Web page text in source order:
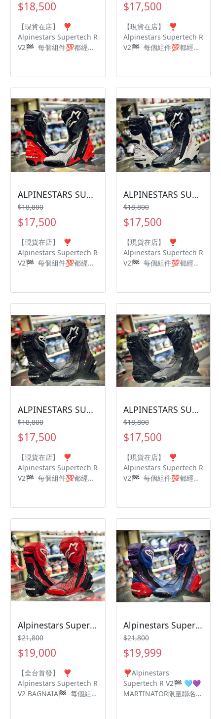
$18,500
【現貨在店】 ❣️
Alpinestars Supertech R
V2🏁 每個組件💯都經過
款🔥 超細纖維設計提高
靈活性🌟減輕重量🌟 重
新設計✅加厚加大脛骨
✅新的內靴 🗣將保護及
性能提升🔝到最高境界🆘
$17,500
【現貨在店】 ❣️
Alpinestars Supertech R
V2🏁 每個組件💯都經過
款🔥 超細纖維設計提高
靈活性🌟減輕重量🌟 重
新設計✅加厚加大脛骨
✅新的內靴 🗣將保護及
性能提升🔝到最高境界🆘
ALPINESTARS SUPERTECH R V2
$18,800
$17,500
【現貨在店】 ❣️
Alpinestars Supertech R
V2🏁 每個組件💯都經過
款🔥 超細纖維設計提高
靈活性🌟減輕重量🌟 重
新設計✅加厚加大脛骨
✅新的內靴 🗣將保護及
性能提升🔝到最高境界🆘
ALPINESTARS SUPERTECH R V2
$18,800
$17,500
【現貨在店】 ❣️
Alpinestars Supertech R
V2🏁 每個組件💯都經過
款🔥 超細纖維設計提高
靈活性🌟減輕重量🌟 重
新設計✅加厚加大脛骨
✅新的內靴 🗣將保護及
性能提升🔝到最高境界🆘
ALPINESTARS SUPERTECH R V2
$18,800
$17,500
【現貨在店】 ❣️
Alpinestars Supertech R
V2🏁 每個組件💯都經過
款🔥 超細纖維設計提高
靈活性🌟減輕重量🌟 重
新設計✅加厚加大脛骨
✅新的內靴 🗣將保護及
性能提升🔝到最高境界🆘
ALPINESTARS SUPERTECH R V2
$18,800
$17,500
【現貨在店】 ❣️
Alpinestars Supertech R
V2🏁 每個組件💯都經過
款🔥 超細纖維設計提高
靈活性🌟減輕重量🌟 重
新設計✅加厚加大脛骨
✅新的內靴 🗣將保護及
性能提升🔝到最高境界🆘
Alpinestars Supertech R V2 BAGNAIA
$21,800
$19,000
【全台首發】 ❣️
Alpinestars Supertech R
V2 BAGNAIA🏁 每個組
Alpinestars Supertech R V2 MARTINATOR限量聯名
$21,800
$19,999
❣️Alpinestars
Supertech R V2🏁 🩵💜
MARTINATOR限量聯名